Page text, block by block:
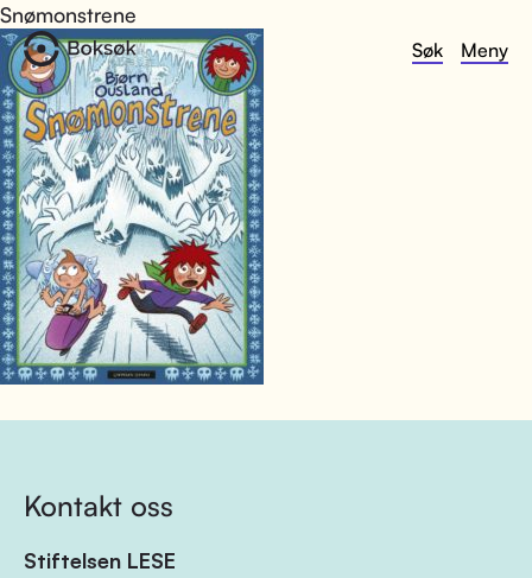
Søk Meny
Snømonstrene
Kontakt oss
Stiftelsen LESE